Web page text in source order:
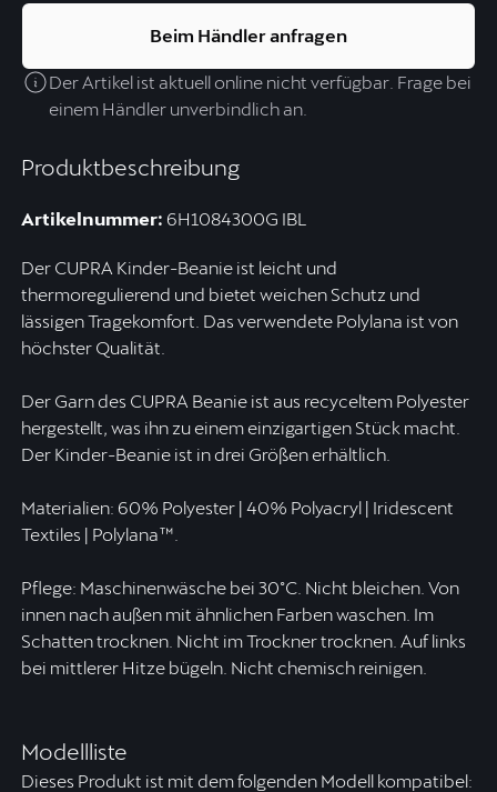
Produktbeschreibung
Artikelnummer: 6H1084300G IBL
Der CUPRA Kinder-Beanie ist leicht und
thermoregulierend und bietet weichen Schutz und
lässigen Tragekomfort. Das verwendete Polylana ist von
höchster Qualität.
Der Garn des CUPRA Beanie ist aus recyceltem Polyester
hergestellt, was ihn zu einem einzigartigen Stück macht.
Der Kinder-Beanie ist in drei Größen erhältlich.
Materialien: 60% Polyester | 40% Polyacryl | Iridescent
Textiles | Polylana™.
Pflege: Maschinenwäsche bei 30°C. Nicht bleichen. Von
innen nach außen mit ähnlichen Farben waschen. Im
Schatten trocknen. Nicht im Trockner trocknen. Auf links
bei mittlerer Hitze bügeln. Nicht chemisch reinigen.
Modellliste
Dieses Produkt ist mit dem folgenden Modell kompatibel:
Beim Händler anfragen
Der Artikel ist aktuell online nicht verfügbar. Frage bei
einem Händler unverbindlich an.